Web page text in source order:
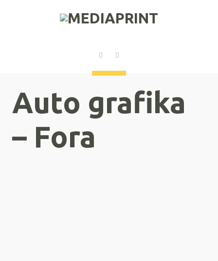
Auto grafika
– Fora